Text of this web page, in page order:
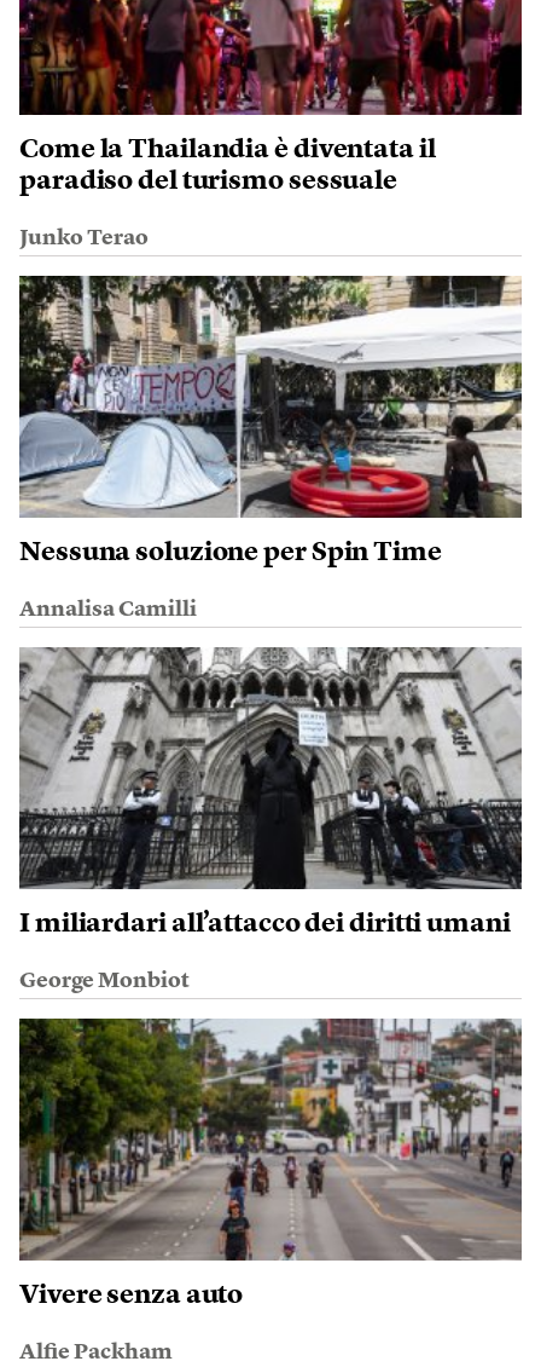
Come la Thailandia è diventata il
paradiso del turismo sessuale
Junko Terao
Nessuna soluzione per Spin Time
Annalisa Camilli
I miliardari all’attacco dei diritti umani
George Monbiot
Vivere senza auto
Alfie Packham